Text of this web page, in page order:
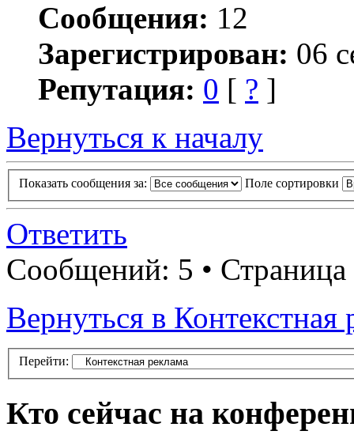
Сообщения: 12
Зарегистрирован: 06
Репутация: 0 [ ? ]
Вернуться к началу
Показать сообщения за: Поле сортировки
Ответить
Сообщений: 5 • Страница
Вернуться в Контекстная
Перейти:
Кто сейчас на